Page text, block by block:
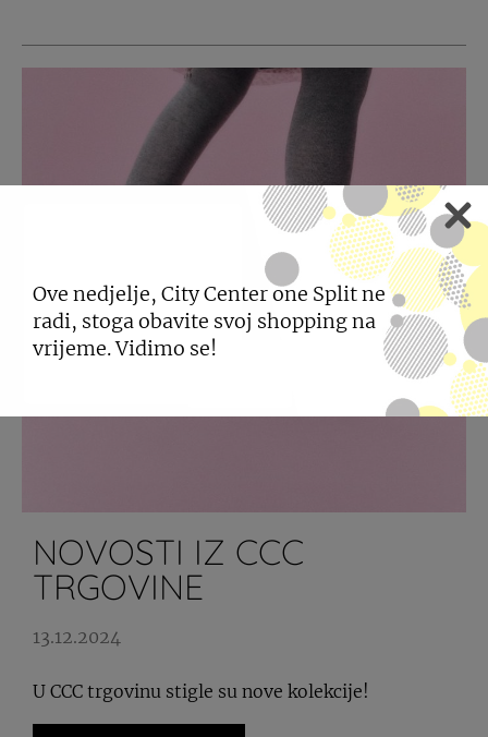
NOVOSTI IZ CCC
TRGOVINE
13.12.2024
U CCC trgovinu stigle su nove kolekcije!
Ove nedjelje, City Center one Split ne
radi, stoga obavite svoj shopping na
vrijeme. Vidimo se!